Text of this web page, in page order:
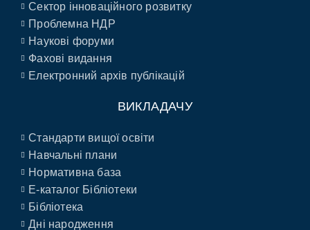
Сектор інноваційного розвитку
Проблемна НДР
Наукові форуми
Фахові видання
Електронний архів публікацій
ВИКЛАДАЧУ
Стандарти вищої освіти
Навчальні плани
Нормативна база
E-каталог Бібліотеки
Бібліотека
Дні народження